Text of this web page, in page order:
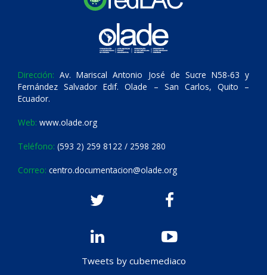
Dirección: Av. Mariscal Antonio José de Sucre N58-63 y
Fernández Salvador Edif. Olade – San Carlos, Quito –
Ecuador.
Web: www.olade.org
Teléfono: (593 2) 259 8122 / 2598 280
Correo: centro.documentacion@olade.org
Tweets by cubemediaco